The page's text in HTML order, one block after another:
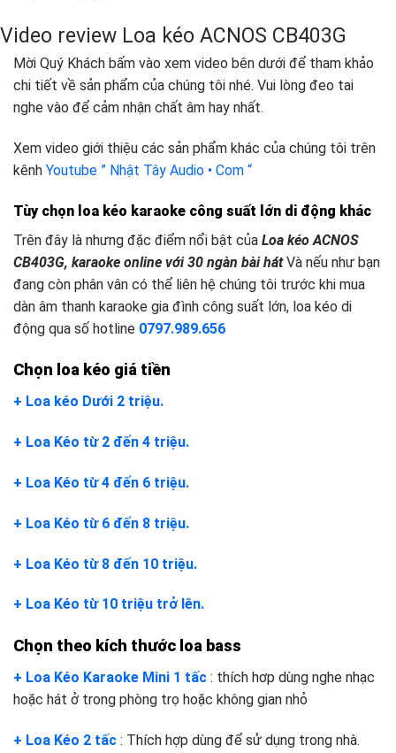
Video review Loa kéo ACNOS CB403G
Mời Quý Khách bấm vào xem video bên dưới để tham khảo
chi tiết về sản phẩm của chúng tôi nhé. Vui lòng đeo tai
nghe vào để cảm nhận chất âm hay nhất.
Xem video giới thiệu các sản phẩm khác của chúng tôi trên
kênh Youtube ” Nhật Tây Audio • Com “
Tùy chọn loa kéo karaoke công suất lớn d i động khác
Trên đây là nhưng đặc điểm nổi bật của Loa kéo ACNOS
CB403G, karaoke online với 30 ngàn bài hát Và nếu như bạn
đang còn phân vân có thể liên hệ chúng tôi trước khi mua
dàn âm thanh karaoke gia đình công suất lớn, loa kéo di
động qua số hotline 0797.989.656
Chọn loa kéo giá tiền
+ Loa kéo Dưới 2 triệu.
+ Loa Kéo từ 2 đến 4 triệu.
+ Loa Kéo từ 4 đến 6 triệu.
+ Loa Kéo từ 6 đến 8 triệu.
+ Loa Kéo từ 8 đến 10 triệu.
+ Loa Kéo từ 10 triệu trở lên.
Chọn theo kích thước loa bass
+ Loa Kéo Karaoke Mini 1 tấc : thích hơp dùng nghe nhạc
hoặc hát ở trong phòng trọ hoặc không gian nhỏ
+ Loa Kéo 2 tấc : Thích hợp dùng để sử dụng trong nhà.